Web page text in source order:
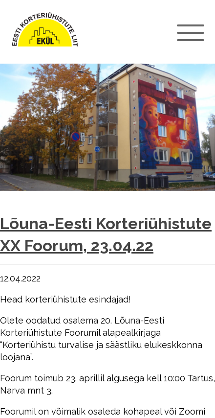
Lõuna-Eesti Korteriühistute
XX Foorum, 23.04.22
12.04.2022
Head korteriühistute esindajad!
Olete oodatud osalema 20. Lõuna-Eesti
Korteriühistute Foorumil alapealkirjaga
“Korteriühistu turvalise ja säästliku elukeskkonna
loojana”.
Foorum toimub 23. aprillil algusega kell 10:00 Tartus,
Narva mnt 3.
Foorumil on võimalik osaleda kohapeal või Zoomi